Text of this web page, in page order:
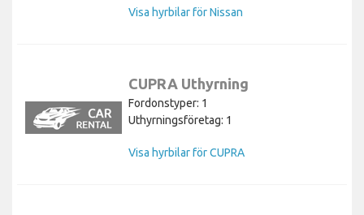
Visa hyrbilar för Nissan
CUPRA Uthyrning
Fordonstyper: 1
Uthyrningsföretag: 1
Visa hyrbilar för CUPRA